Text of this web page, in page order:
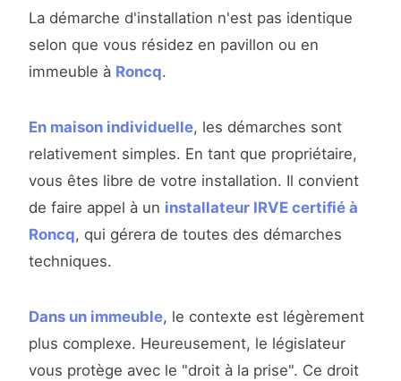
La démarche d'installation n'est pas identique
selon que vous résidez en pavillon ou en
immeuble à Roncq.
En maison individuelle, les démarches sont
relativement simples. En tant que propriétaire,
vous êtes libre de votre installation. Il convient
de faire appel à un installateur IRVE certifié à
Roncq, qui gérera de toutes des démarches
techniques.
Dans un immeuble, le contexte est légèrement
plus complexe. Heureusement, le législateur
vous protège avec le "droit à la prise". Ce droit